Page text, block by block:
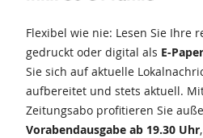
Flexibel wie nie: Lesen Sie Ihre
gedruckt oder digital als E-
Sie sich auf aktuelle
aufbereitet und stets aktuell.
Zeitungsabo profitieren Sie
Vorabendausgabe ab 19.30 Uhr